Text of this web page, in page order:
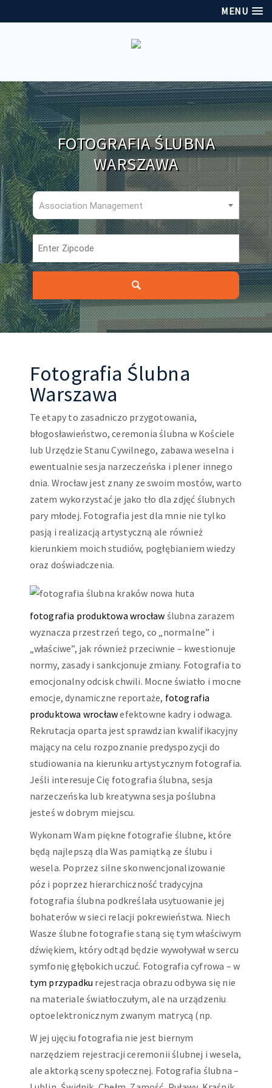
MENU
FOTOGRAFIA ŚLUBNA
WARSZAWA
Fotografia Ślubna
Warszawa
Te etapy to zasadniczo przygotowania,
błogosławieństwo, ceremonia ślubna w Kościele
lub Urzędzie Stanu Cywilnego, zabawa weselna i
ewentualnie sesja narzeczeńska i plener innego
dnia. Wrocław jest znany ze swoim mostów, warto
zatem wykorzystać je jako tło dla zdjęć ślubnych
pary młodej. Fotografia jest dla mnie nie tylko
pasją i realizacją artystyczną ale również
kierunkiem moich studiów, pogłębianiem wiedzy
oraz doświadczenia.
fotografia produktowa wrocław ślubna zarazem
wyznacza przestrzeń tego, co „normalne” i
„właściwe”, jak również przeciwnie – kwestionuje
normy, zasady i sankcjonuje zmiany. Fotografia to
emocjonalny odcisk chwili. Mocne światło i mocne
emocje, dynamiczne reportaże, fotografia
produktowa wrocławefektowne kadry i odwaga.
Rekrutacja oparta jest sprawdzian kwalifikacyjny
mający na celu rozpoznanie predyspozycji do
studiowania na kierunku artystycznym fotografia.
Jeśli interesuje Cię fotografia ślubna, sesja
narzeczeńska lub kreatywna sesja poślubna
jesteś w dobrym miejscu.
Wykonam Wam piękne fotografie ślubne, które
będą najlepszą dla Was pamiątką ze ślubu i
wesela. Poprzez silne skonwencjonalizowanie
póz i poprzez hierarchiczność tradycyjna
fotografia ślubna podkreślała usytuowanie jej
bohaterów w sieci relacji pokrewieństwa. Niech
Wasze ślubne fotografie staną się tym właściwym
dźwiękiem, który odtąd będzie wywoływał w sercu
symfonię głębokich uczuć. Fotografia cyfrowa – w
tym przypadku rejestracja obrazu odbywa się nie
na materiale światłoczułym, ale na urządzeniu
optoelektronicznym zwanym matrycą (np.
W jej ujęciu fotografia nie jest biernym
narzędziem rejestracji ceremonii ślubnej i wesela,
ale aktorką sceny społecznej. Fotografia ślubna –